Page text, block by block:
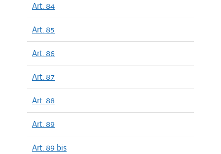
Art. 84
Art. 85
Art. 86
Art. 87
Art. 88
Art. 89
Art. 89 bis